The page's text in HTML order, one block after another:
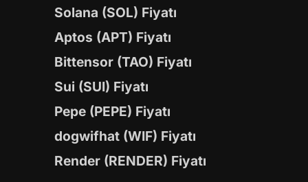
Solana (SOL) Fiyatı
Aptos (APT) Fiyatı
Bittensor (TAO) Fiyatı
Sui (SUI) Fiyatı
Pepe (PEPE) Fiyatı
dogwifhat (WIF) Fiyatı
Render (RENDER) Fiyatı